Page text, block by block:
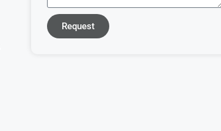
Request